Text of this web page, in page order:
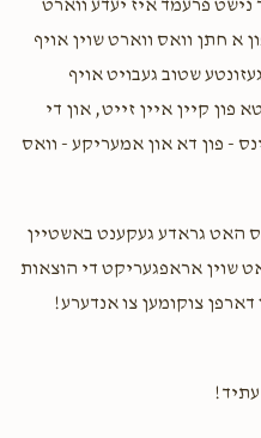
נישט פרעמד איז יעדע ווארט
א חתן וואס ווארט שוין אויף
שטוב געבויט אויף
פון קיין איין זייט, און די
- פון דא און אמעריקע - וואס
האט גראדע געקענט באשטיין
שוין אראפגעריקט די הוצאות
צוקומען צו אנדערע!
עתיד!